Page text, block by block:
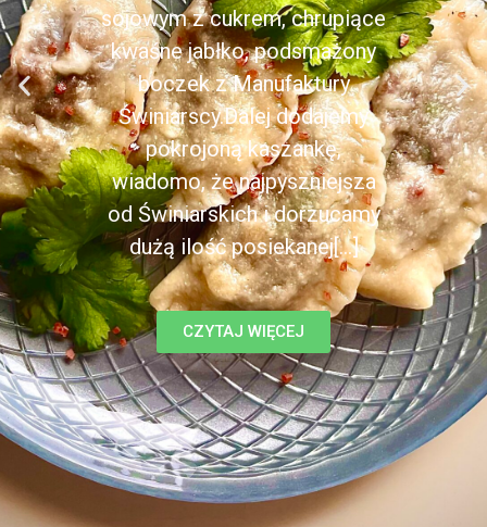
sojowym z cukrem, chrupiące
kwaśne jabłko, podsmażony
boczek z Manufaktury
Świniarscy.Dalej dodajemy
pokrojoną kaszankę,
wiadomo, że najpyszniejsza
od Świniarskich i dorzucamy
dużą ilość posiekanej[...]
CZYTAJ WIĘCEJ